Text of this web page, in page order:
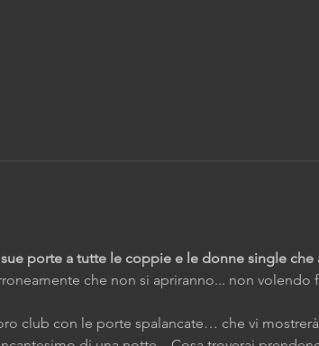
porte a tutte le coppie e le donne single che
che non si apriranno... non volendo
club con le porte spalancate… che vi